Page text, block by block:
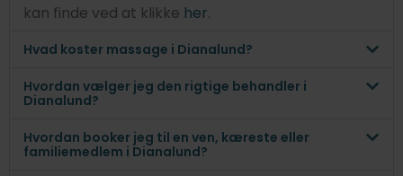
kan finde ved at klikke her.
Hvad koster massage i Dianalund?
Hvordan vælger jeg den rigtige behandler i
Dianalund?
Hvordan booker jeg til en ven, kæreste eller
familiemedlem i Dianalund?